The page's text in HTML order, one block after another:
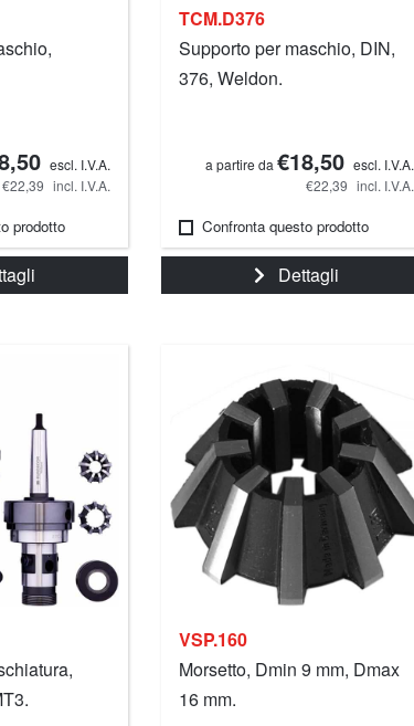
escl. I.V.A.
€22,39 incl. I.V.A.
prodotto
TCM.D376
Supporto per maschio, DIN,
376, Weldon.
a partire da €18,50 escl. I.V.A.
€22,39 incl. I.V.A.
Confronta questo prodotto
Dettagli
VSP.160
Morsetto, Dmin 9 mm, Dmax
16 mm.